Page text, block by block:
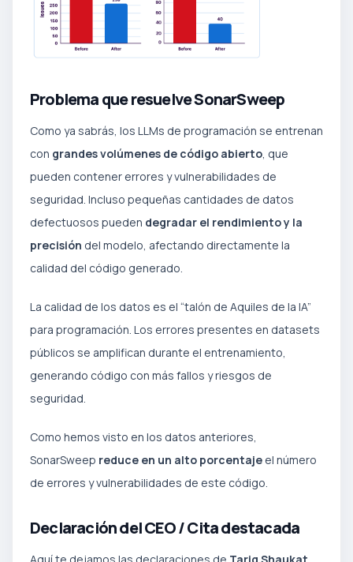
Problema que resuelve SonarSweep
Como ya sabrás, los LLMs de programación se entrenan
con grandes volúmenes de código abierto, que
pueden contener errores y vulnerabilidades de
seguridad. Incluso pequeñas cantidades de datos
defectuosos pueden degradar el rendimiento y la
precisión del modelo, afectando directamente la
calidad del código generado.
La calidad de los datos es el “talón de Aquiles de la IA”
para programación. Los errores presentes en datasets
públicos se amplifican durante el entrenamiento,
generando código con más fallos y riesgos de
seguridad.
Como hemos visto en los datos anteriores,
SonarSweep reduce en un alto porcentaje el número
de errores y vulnerabilidades de este código.
Declaración del CEO / Cita destacada